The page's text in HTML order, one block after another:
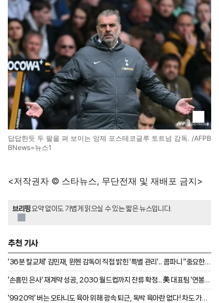
답답한듯 두 팔을 펴 보이는 앙제 포스테코글루 토트넘 감독. /AFPB
BNews=뉴스1
<저작권자 © 스타뉴스, 무단전재 및 재배포 금지>
브리핑 요약 없이도 가볍게 읽으실 수 있는 짧은 뉴스입니다.
추천 기사
'36분 칼교체' 김민재, 뮌헨 감독이 직접 밝힌 '특별 관리'... 콤파니 "중요한
선수, A.빌라전 60분 뛰어야 해" [제주 현장]
'손흥민 은사' 재계약 성공, 2030 월드컵까지 잔류 확정... 美 대표팀 '연봉
최소 70억'
'9920억' 버는 오타니도 육아 위해 광속 퇴근, 독박 육아란 없다! 차도 가족